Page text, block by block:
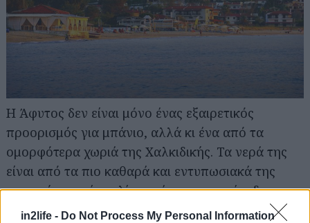
in2life - Do Not Process My Personal Information
Η Άφυτος δεν είναι μόνο ένας εξαιρετικός
προορισμός για μπάνιο, αλλά κι ένα από τα
ομορφότερα χωριά της Χαλκιδικής. Τα νερά της
είναι από τα πιο καθαρά και εντυπωσιακά της
περιοχής, χωρίς οι λίγες πέτρες στην είσοδο να
μειώνουν στο ελάχιστο τη γοητεία τους. Μετά τη